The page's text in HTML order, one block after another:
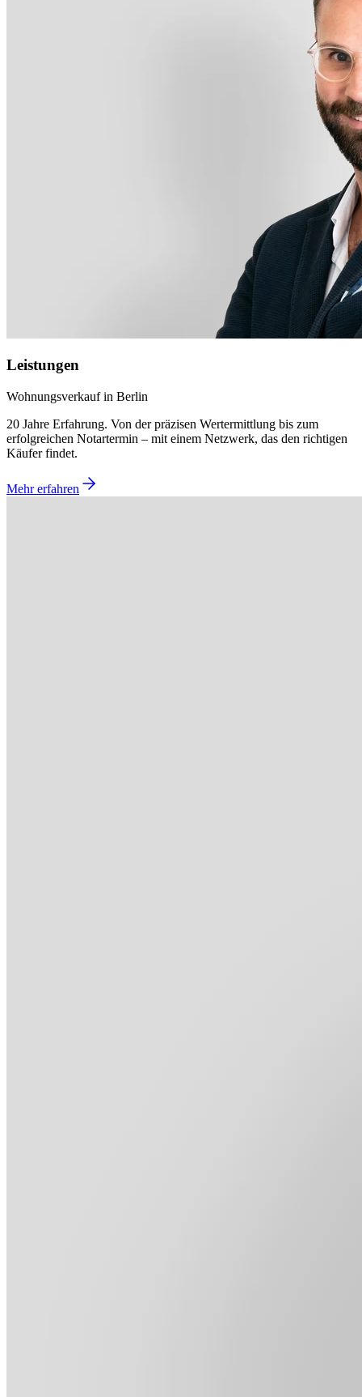
Leistungen
Wohnungsverkauf in Berlin
20 Jahre Erfahrung. Von der präzisen Wertermittlung bis zum
erfolgreichen Notartermin – mit einem Netzwerk, das den richtigen
Käufer findet.
Mehr erfahren